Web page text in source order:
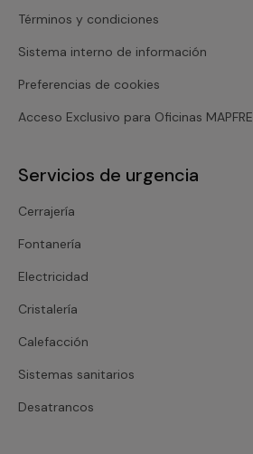
Términos y condiciones
Sistema interno de información
Preferencias de cookies
Acceso Exclusivo para Oficinas MAPFRE
Servicios de urgencia
Cerrajería
Fontanería
Electricidad
Cristalería
Calefacción
Sistemas sanitarios
Desatrancos